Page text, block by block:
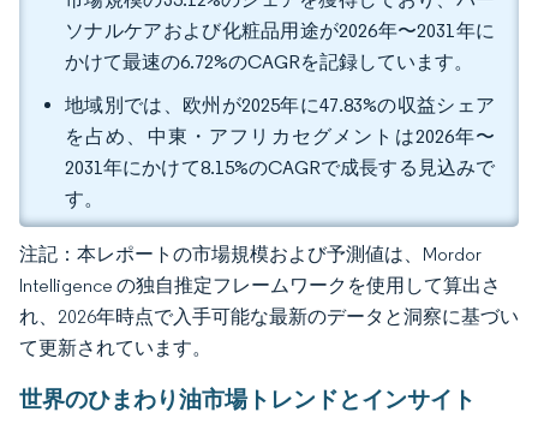
ソナルケアおよび化粧品用途が2026年〜2031年に
かけて最速の6.72%のCAGRを記録しています。
地域別では、欧州が2025年に47.83%の収益シェア
を占め、中東・アフリカセグメントは2026年〜
2031年にかけて8.15%のCAGRで成長する見込みで
す。
注記：本レポートの市場規模および予測値は、Mordor
Intelligence の独自推定フレームワークを使用して算出さ
れ、2026年時点で入手可能な最新のデータと洞察に基づい
て更新されています。
世界のひまわり油市場トレンドとインサイト